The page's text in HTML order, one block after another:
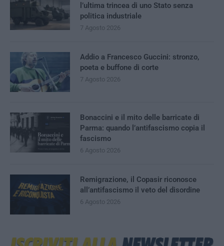
l’ultima trincea di uno Stato senza
politica industriale
7 Agosto 2026
Addio a Francesco Guccini: stronzo,
poeta e buffone di corte
7 Agosto 2026
Bonaccini e il mito delle barricate di
Parma: quando l’antifascismo copia il
fascismo
6 Agosto 2026
Remigrazione, il Copasir riconosce
all’antifascismo il veto del disordine
6 Agosto 2026